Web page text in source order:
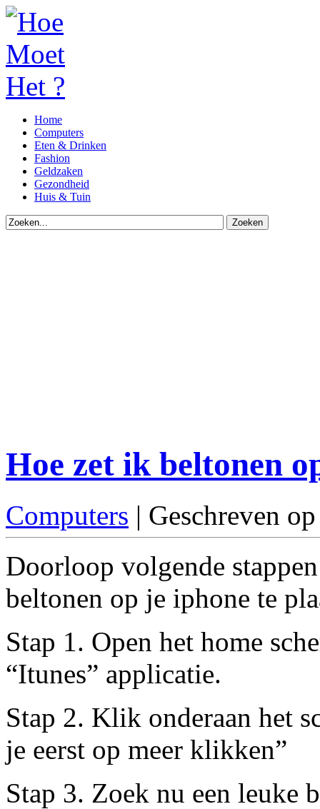
Home
Computers
Eten & Drinken
Fashion
Geldzaken
Gezondheid
Huis & Tuin
Hoe zet ik beltonen
Computers | Geschreven
Doorloop volgende
beltonen op je iphone te
Stap 1. Open het home
“Itunes” applicatie.
Stap 2. Klik onderaan het
je eerst op meer klikken”
Stap 3. Zoek nu een leuke